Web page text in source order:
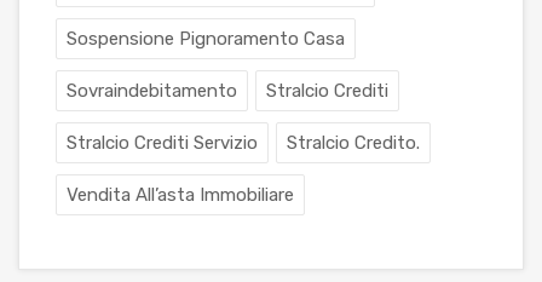
Sospensione Pignoramento Casa
Sovraindebitamento Stralcio Crediti
Stralcio Crediti Servizio Stralcio Credito.
Vendita All’asta Immobiliare